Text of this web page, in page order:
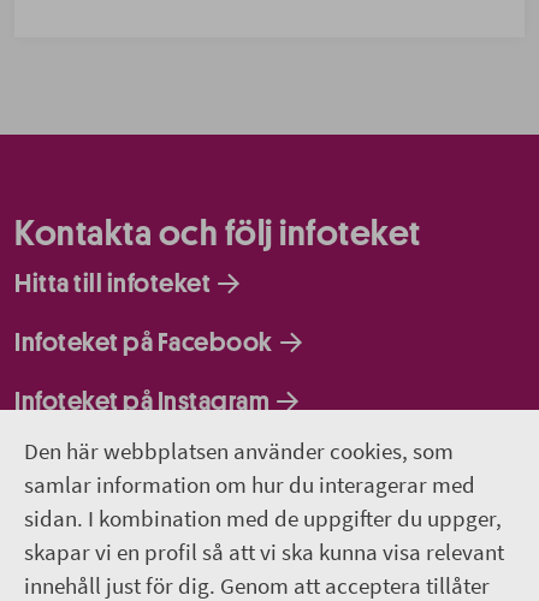
Den här webbplatsen använder cookies, som
samlar information om hur du interagerar med
sidan. I kombination med de uppgifter du uppger,
skapar vi en profil så att vi ska kunna visa relevant
innehåll just för dig. Genom att acceptera tillåter
Kontakta och följ infoteket
Hitta till infoteket
Infoteket på Facebook
Infoteket på Instagram
Infoteket Play - vår egen filmkanal
018-611 66 77
infoteket@regionuppsala.se